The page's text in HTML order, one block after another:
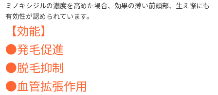
ミノキシジルの濃度を高めた場合、 効果の薄い前頭部、生え際にも
有効性が認められています。
【 効能 】
●発毛促進
●脱毛抑制
●血管拡張作用